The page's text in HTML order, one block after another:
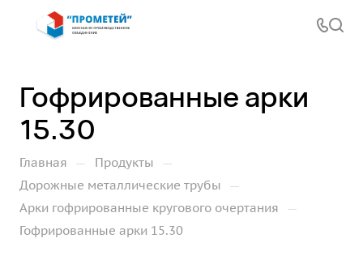
Гофрированные арки
15.30
Главная — Продукты —
Дорожные металлические трубы —
Арки гофрированные кругового очертания —
Гофрированные арки 15.30